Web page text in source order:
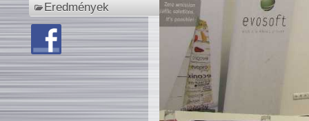
Eredmények